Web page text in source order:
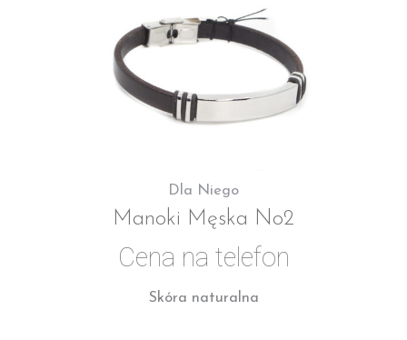
Dla Niego
Manoki Męska No2
Cena na telefon
Skóra naturalna